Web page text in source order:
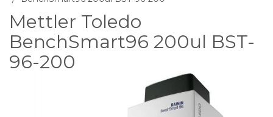
Mettler Toledo
BenchSmart96 200ul BST-
96-200